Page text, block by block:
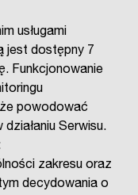
usługami
jest dostępny 7
Funkcjonowanie
powodować
Serwisu.
zakresu oraz
decydowania o